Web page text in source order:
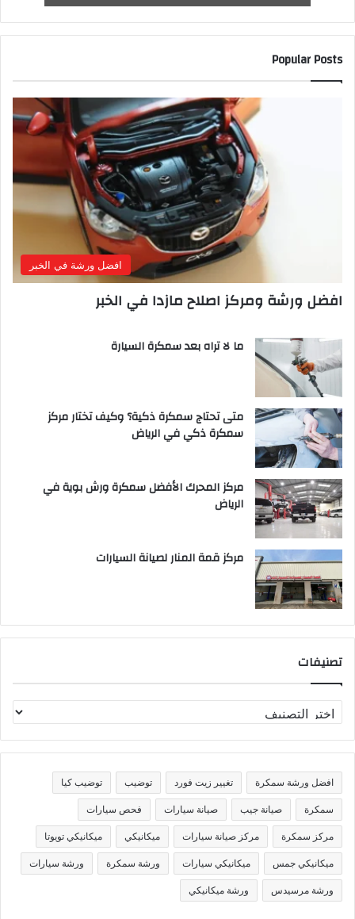
Popular Posts
افضل ورشة في الخبر
افضل ورشة ومركز اصلاح مازدا في الخبر
ما لا تراه بعد سمكرة السيارة
متى تحتاج سمكرة ذكية؟ وكيف تختار مركز
سمكرة ذكي في الرياض
مركز المحرك الأفضل سمكرة ورش بوية في
الرياض
مركز قمة المنار لصيانة السيارات
تصنيفات
ص
ن
ف
ا
افضل ورشة سمكرة تغيير زيت فورد توضيب توضيب كيا
سمكرة صيانة جيب صيانة سيارات فحص سيارات
مركز سمكرة مركز صيانة سيارات ميكانيكي ميكانيكي تويوتا
ميكانيكي جمس ميكانيكي سيارات ورشة سمكرة ورشة سيارات
ورشة مرسيدس ورشة ميكانيكي